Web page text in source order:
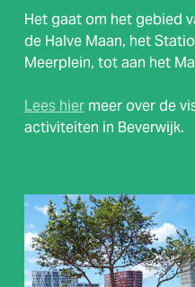
Het gaat om het gebied
de Halve Maan, het
Meerplein, tot aan het
Lees hiermeer over de
activiteiten in Beverwijk.